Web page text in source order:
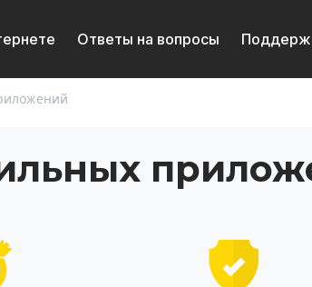
Ответы на вопросы